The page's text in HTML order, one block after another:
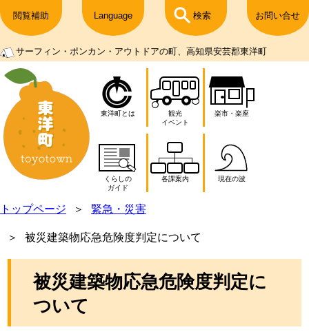
閲覧補助 Language 検索 お問い合せ
サーフィン・ポンカン・アウトドアの町、高知県安芸郡東洋町
東洋町とは
観光
イベント
楽市・楽座
くらしの
ガイド
各課案内 現在の波
トップページ 緊急・災害
被災建築物応急危険度判定について
被災建築物応急危険度判定に
ついて